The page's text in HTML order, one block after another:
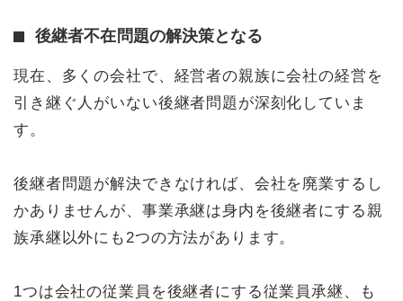
後継者不在問題の解決策となる
現在、多くの会社で、経営者の親族に会社の経営を
引き継ぐ人がいない後継者問題が深刻化していま
す。
後継者問題が解決できなければ、会社を廃業するし
かありませんが、事業承継は身内を後継者にする親
族承継以外にも2つの方法があります。
1つは会社の従業員を後継者にする従業員承継、も